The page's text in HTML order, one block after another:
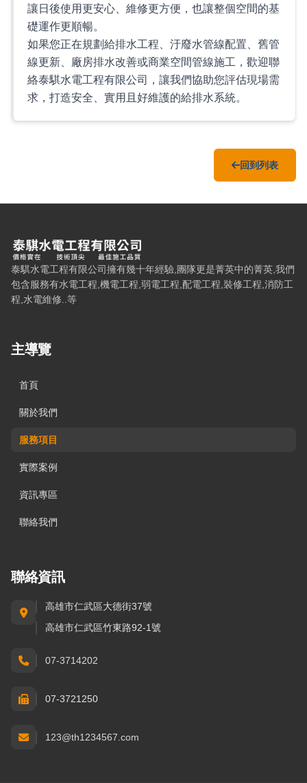
讓日後使用更安心、維修更方便，也讓整個空間的基
礎運作更順暢。
如果您正在規劃給排水工程、汙廢水管線配置、舊管
線更新、廠房排水改善或商業空間管線施工，歡迎聯
絡泰騏水電工程有限公司，讓我們協助您評估現場需
求，打造安全、實用且好維護的給排水系統。
回到列表
泰騏水電工程有限公司 — 網站概要、主導覽與聯絡方式
泰騏水電工程有限公司擁有幾十年經驗,團隊更是菁英中的菁英,我們
包含服務有水電工程,機電工程,弱電工程,配電工程,裝修工程,消防工
程,水電維修..等
主導覽
首頁
關於我們
服務項目
實際案例
資訊專區
聯絡我們
聯絡資訊
高雄市仁武區大德街37號
高雄市仁武區竹東路92-1號
07-3714202
07-3721250
123@th1234567.com